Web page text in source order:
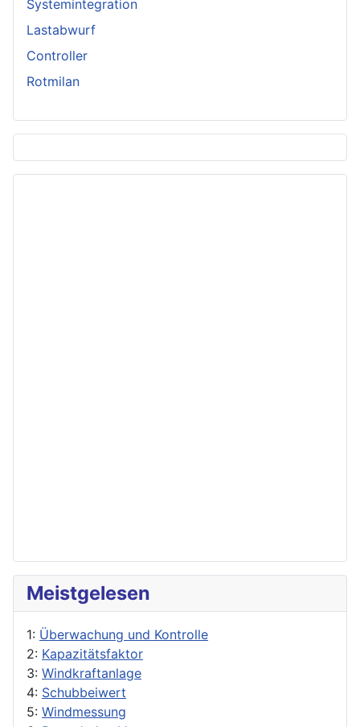
Systemintegration
Lastabwurf
Controller
Rotmilan
Meistgelesen
1: Überwachung und Kontrolle
2: Kapazitätsfaktor
3: Windkraftanlage
4: Schubbeiwert
5: Windmessung